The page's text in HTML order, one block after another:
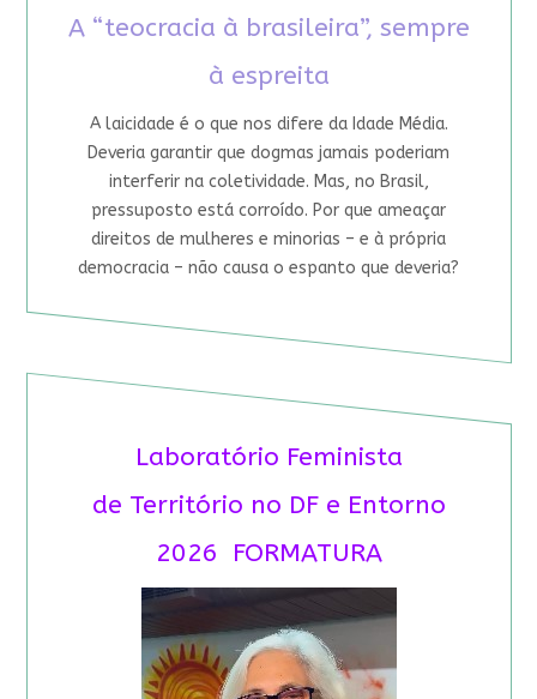
A “teocracia à brasileira”, sempre
à espreita
A laicidade é o que nos difere da Idade Média.
Deveria garantir que dogmas jamais poderiam
interferir na coletividade. Mas, no Brasil,
pressuposto está corroído. Por que ameaçar
direitos de mulheres e minorias – e à própria
democracia – não causa o espanto que deveria?
Laboratório Feminista
de Território no DF e Entorno
2026 FORMATURA